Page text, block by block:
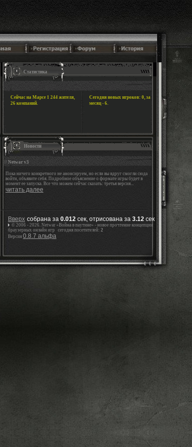
Статистика
Сейчас на Марсе 1 244 жителя,
26 компаний.
Сегодня новых игроков: 0, за
месяц - 6.
Новости
// Netwar v3
Пока ничего конкретного не анонсируем, но если вы вдруг смогли сюда
войти, объявите себя. Подробное объяснение о формате игры будет в
момент ее запуска. Все что можем сейчас сказать: третья версия...
читать далее
Вверх собрана за 0.012 сек, отрисована за 3.12 сек
© 2006 - 2026. Netwar «Война в паутине» - новое прочтение концепции
браузерных онлайн игр сегодня посетителей: 2
Версия 0.8.7 альфа